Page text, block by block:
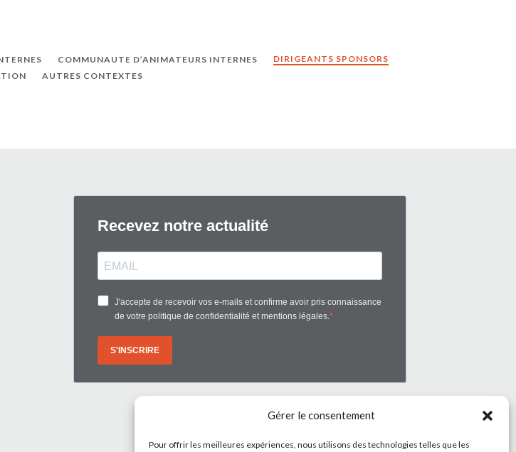
Gérer le consentement
Pour offrir les meilleures expériences, nous utilisons des technologies telles que les
COMMUNAUTE D’ANIMATEURS INTERNES
DIRIGEANTS SPONSORS
AUTRES CONTEXTES